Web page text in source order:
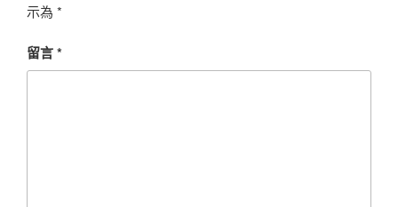
示為 *
留言*